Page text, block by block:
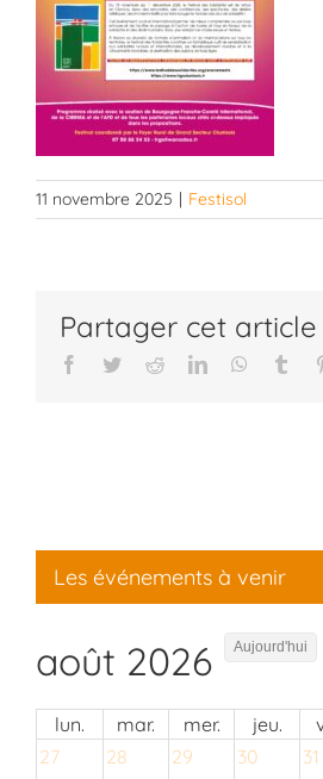
11 novembre 2025 | Festisol
Partager cet article
Facebook
TwitterRedditLinkedIn
Les événements à venir
août 2026 Aujourd'hui
lun. mar. mer. jeu.
27
28 29 30 31